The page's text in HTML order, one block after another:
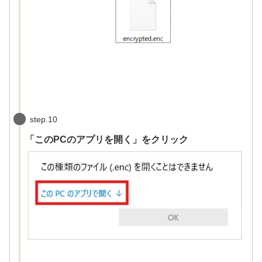
step.10
「このPCのアプリを開く」をクリック